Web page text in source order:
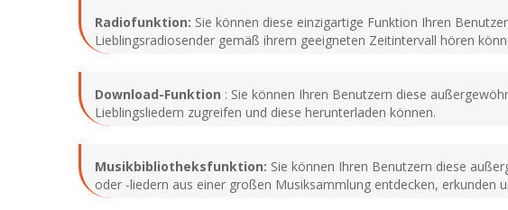
Radiofunktion: Sie können diese einzigartige Funktion Ihren
Lieblingsradiosender gemäß ihrem geeigneten Zeitintervall hören
Download-Funktion : Sie können Ihren Benutzern diese
Lieblingsliedern zugreifen und diese herunterladen können.
Musikbibliotheksfunktion: Sie können Ihren Benutzern diese
oder -liedern aus einer großen Musiksammlung entdecken, erkunden